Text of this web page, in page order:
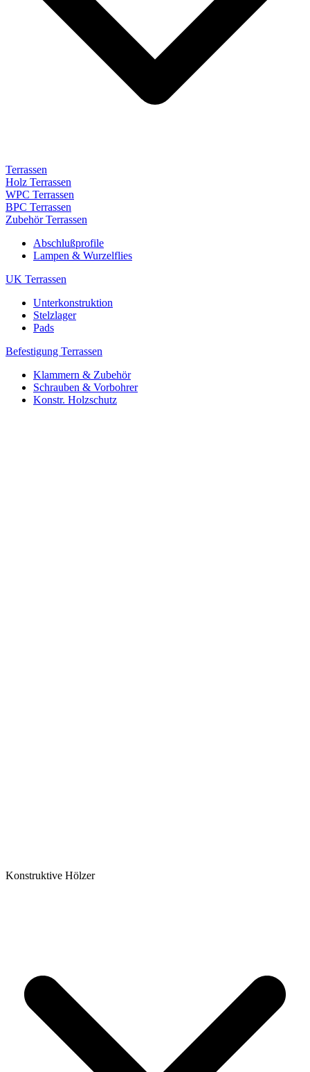
Terrassen
Holz Terrassen
WPC Terrassen
BPC Terrassen
Zubehör Terrassen
Abschlußprofile
Lampen & Wurzelflies
UK Terrassen
Unterkonstruktion
Stelzlager
Pads
Befestigung Terrassen
Klammern & Zubehör
Schrauben & Vorbohrer
Konstr. Holzschutz
Konstruktive Hölzer